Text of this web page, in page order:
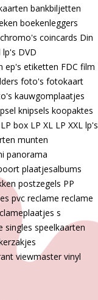
bankbiljetten
boekenleggers
chromo's coincards Din
lp's DVD
ep's etiketten FDC film
foto's fotokaart
kauwgomplaatjes
knipsels koopaktes
LP box LP XL LP XXL lp's
munten
panorama
plaatjesalbums
postzegels PP
pvc reclame reclame
s
singles speelkaarten
viewmaster vinyl